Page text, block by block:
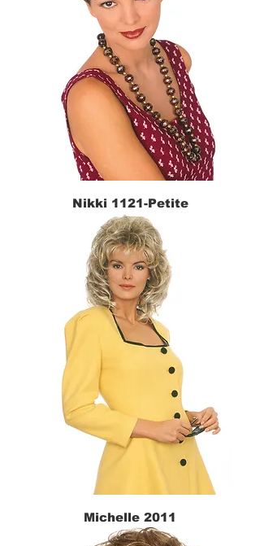
Nikki 1121-Petite
Michelle 2011